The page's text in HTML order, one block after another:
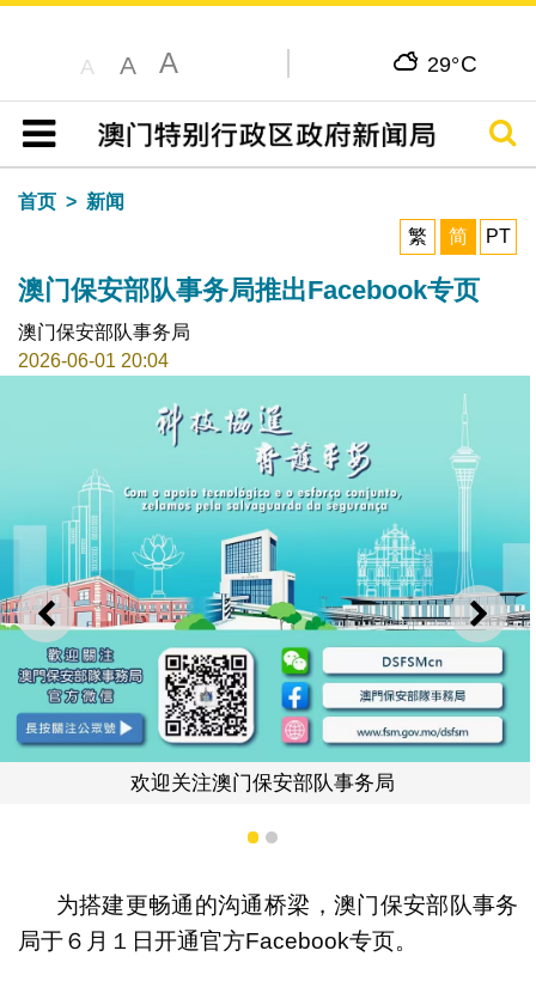
A A A 29°C
目录
搜寻
首页
新闻
繁
简 PT
澳门保安部队事务局推出Facebook专页
澳门保安部队事务局
2026-06-01 20:04
上一则 下一
安部队事务局
1 2
为搭建更畅通的沟通桥梁，澳门保安部队事务
局于６月１日开通官方Facebook专页。